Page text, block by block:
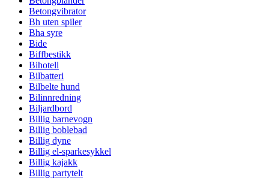
Betongvibrator
Bh uten spiler
Bha syre
Bide
Biffbestikk
Bihotell
Bilbatteri
Bilbelte hund
Bilinnredning
Biljardbord
Billig barnevogn
Billig boblebad
Billig dyne
Billig el-sparkesykkel
Billig kajakk
Billig partytelt